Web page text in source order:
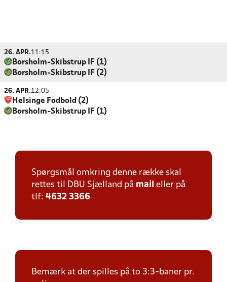
26. APR.11:15
Borsholm-Skibstrup IF (1)
Borsholm-Skibstrup IF (2)
26. APR.12:05
Helsinge Fodbold (2)
Borsholm-Skibstrup IF (1)
Spørgsmål omkring denne række skal
rettes til DBU Sjælland på mail eller på
tlf: 4632 3366
Bemærk at der spilles på to 3:3-baner pr.